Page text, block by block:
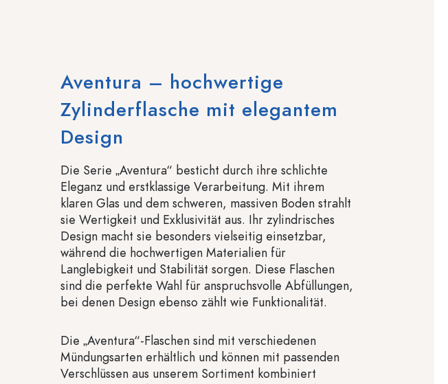
Aventura – hochwertige
Zylinderflasche mit elegantem
Design
Die Serie „Aventura“ besticht durch ihre schlichte
Eleganz und erstklassige Verarbeitung. Mit ihrem
klaren Glas und dem schweren, massiven Boden strahlt
sie Wertigkeit und Exklusivität aus. Ihr zylindrisches
Design macht sie besonders vielseitig einsetzbar,
während die hochwertigen Materialien für
Langlebigkeit und Stabilität sorgen. Diese Flaschen
sind die perfekte Wahl für anspruchsvolle Abfüllungen,
bei denen Design ebenso zählt wie Funktionalität.
Die „Aventura“-Flaschen sind mit verschiedenen
Mündungsarten erhältlich und können mit passenden
Verschlüssen aus unserem Sortiment kombiniert